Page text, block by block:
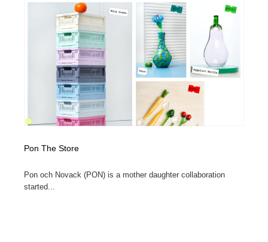
Pon The Store
Pon och Novack (PON) is a mother daughter collaboration
started...